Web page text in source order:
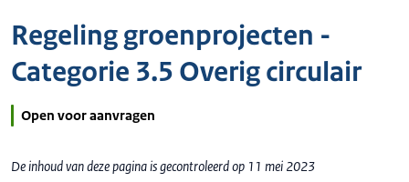
Regeling groenprojecten -
Categorie 3.5 Overig circulair
Open voor aanvragen
De inhoud van deze pagina is gecontroleerd op 11 mei 2023